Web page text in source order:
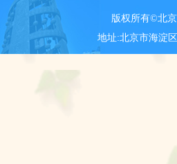
版权所有©北
地址:北京市海淀